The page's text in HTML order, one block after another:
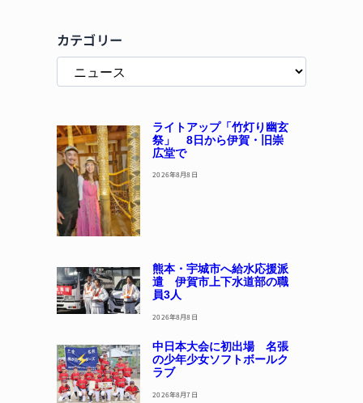
カテゴリー
ライトアップ「竹灯り幽玄
祭」 8日から伊賀・旧崇
広堂で
2026年8月8日
熊本・宇城市へ給水応援派
遣 伊賀市上下水道部の職
員3人
2026年8月8日
中日本大会に初出場 名張
の少年少女ソフトボールク
ラブ
2026年8月7日